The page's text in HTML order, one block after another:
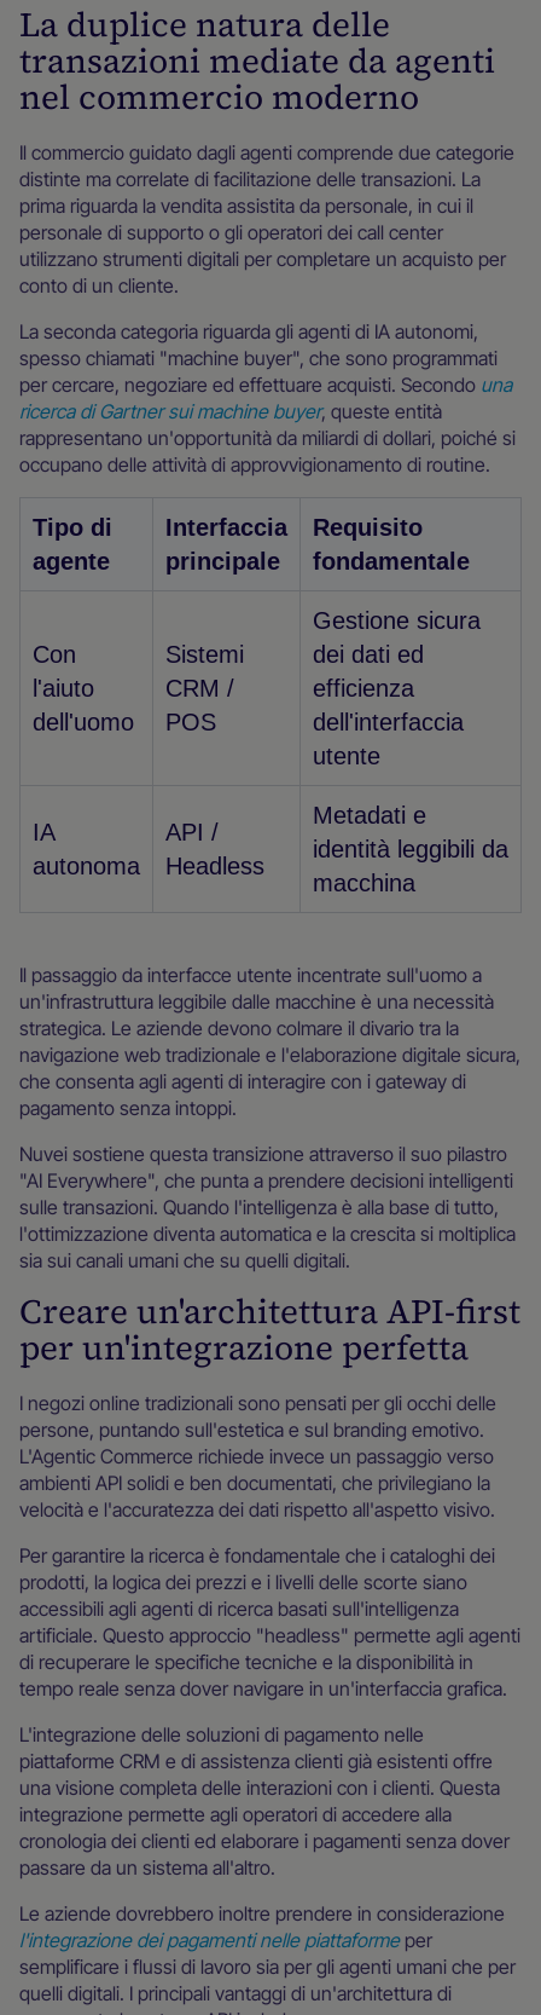
La duplice natura delle
transazioni mediate da agenti
nel commercio moderno
Il commercio guidato dagli agenti comprende due categorie
distinte ma correlate di facilitazione delle transazioni. La
prima riguarda la vendita assistita da personale, in cui il
personale di supporto o gli operatori dei call center
utilizzano strumenti digitali per completare un acquisto per
conto di un cliente.
La seconda categoria riguarda gli agenti di IA autonomi,
spesso chiamati "machine buyer", che sono programmati
per cercare, negoziare ed effettuare acquisti. Secondo una
ricerca di Gartner sui machine buyer, queste entità
rappresentano un'opportunità da miliardi di dollari, poiché si
occupano delle attività di approvvigionamento di routine.
Tipo di
agente
Interfaccia
principale
Requisito
fondamentale
Con
l'aiuto
dell'uomo
Sistemi
CRM /
POS
Gestione sicura
dei dati ed
efficienza
dell'interfaccia
utente
IA
autonoma
API /
Headless
Metadati e
identità leggibili da
macchina
Il passaggio da interfacce utente incentrate sull'uomo a
un'infrastruttura leggibile dalle macchine è una necessità
strategica. Le aziende devono colmare il divario tra la
navigazione web tradizionale e l'elaborazione digitale sicura,
che consenta agli agenti di interagire con i gateway di
pagamento senza intoppi.
Nuvei sostiene questa transizione attraverso il suo pilastro
"AI Everywhere", che punta a prendere decisioni intelligenti
sulle transazioni. Quando l'intelligenza è alla base di tutto,
l'ottimizzazione diventa automatica e la crescita si moltiplica
sia sui canali umani che su quelli digitali.
Creare un'architettura API-first
per un'integrazione perfetta
I negozi online tradizionali sono pensati per gli occhi delle
persone, puntando sull'estetica e sul branding emotivo.
L'Agentic Commerce richiede invece un passaggio verso
ambienti API solidi e ben documentati, che privilegiano la
velocità e l'accuratezza dei dati rispetto all'aspetto visivo.
Per garantire la ricerca è fondamentale che i cataloghi dei
prodotti, la logica dei prezzi e i livelli delle scorte siano
accessibili agli agenti di ricerca basati sull'intelligenza
artificiale. Questo approccio "headless" permette agli agenti
di recuperare le specifiche tecniche e la disponibilità in
tempo reale senza dover navigare in un'interfaccia grafica.
L'integrazione delle soluzioni di pagamento nelle
piattaforme CRM e di assistenza clienti già esistenti offre
una visione completa delle interazioni con i clienti. Questa
integrazione permette agli operatori di accedere alla
cronologia dei clienti ed elaborare i pagamenti senza dover
passare da un sistema all'altro.
Le aziende dovrebbero inoltre prendere in considerazione
l'integrazione dei pagamenti nelle piattaformeper
semplificare i flussi di lavoro sia per gli agenti umani che per
quelli digitali. I principali vantaggi di un'architettura di